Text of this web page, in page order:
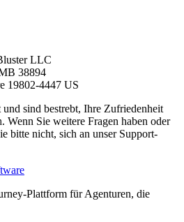
LLC
38894
19802-4447 US
sind bestrebt, Ihre Zufriedenheit
Wenn Sie weitere Fragen haben oder
bitte nicht, sich an unser Support-
Plattform für Agenturen, die